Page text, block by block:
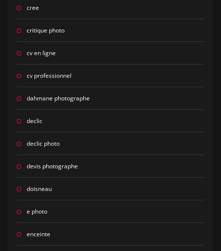
cree
critique photo
cv en ligne
cv professionnel
dahmane photographe
declic
declic photo
devis photographe
doisneau
e photo
enceinte